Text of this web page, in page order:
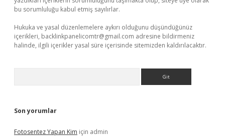
bu sorumluluğu kabul etmiş sayılırlar.
Hukuka ve yasal düzenlemelere aykırı olduğunu düşündüğünüz
içerikleri, backlinkpanelicomtr@gmail.com adresine bildirmeniz
halinde, ilgili içerikler yasal süre içerisinde sitemizden kaldırılacaktır.
Son yorumlar
Fotosentez Yapan Kim için admin